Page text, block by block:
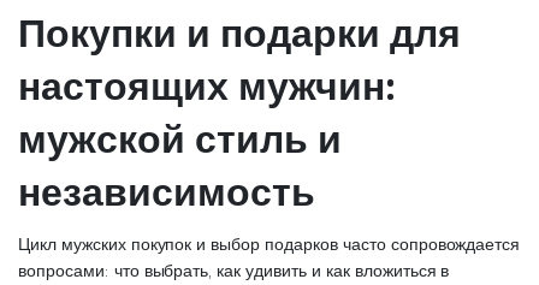
Покупки и подарки для
настоящих мужчин:
мужской стиль и
независимость
Цикл мужских покупок и выбор подарков часто сопровождается
вопросами: что выбрать, как удивить и как вложиться в